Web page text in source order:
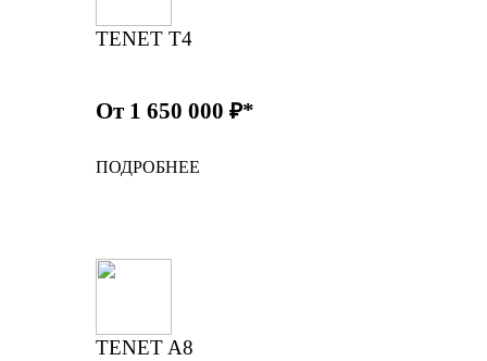
TENET T4
От 1 650 000 ₽*
ПОДРОБНЕЕ
TENET A8